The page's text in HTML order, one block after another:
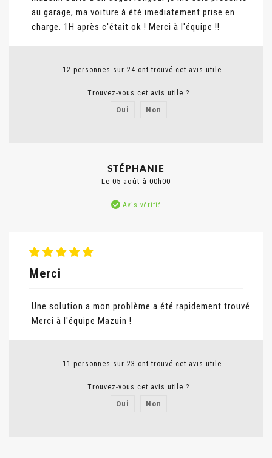
au garage, ma voiture à été imediatement prise en
charge. 1H après c'était ok ! Merci à l'équipe !!
12 personnes sur 24 ont trouvé cet avis utile.
Trouvez-vous cet avis utile ?
Oui Non
STÉPHANIE
Le 05 août à 00h00
Avis vérifié
Merci
Une solution a mon problème a été rapidement trouvé.
Merci à l'équipe Mazuin !
11 personnes sur 23 ont trouvé cet avis utile.
Trouvez-vous cet avis utile ?
Oui Non